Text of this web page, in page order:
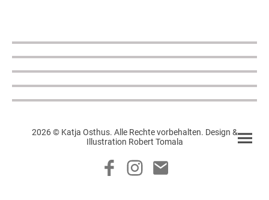
2026 © Katja Osthus. Alle Rechte vorbehalten. Design &
Illustration Robert Tomala